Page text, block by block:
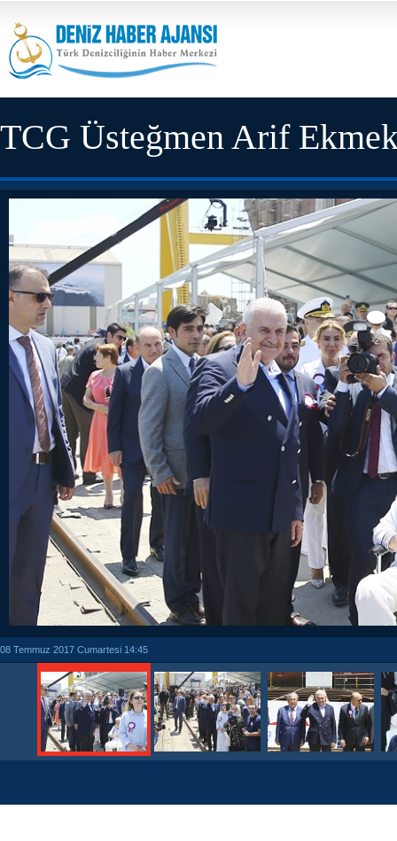
TCG Üsteğmen Arif
08 Temmuz 2017 Cumartesi 14:45